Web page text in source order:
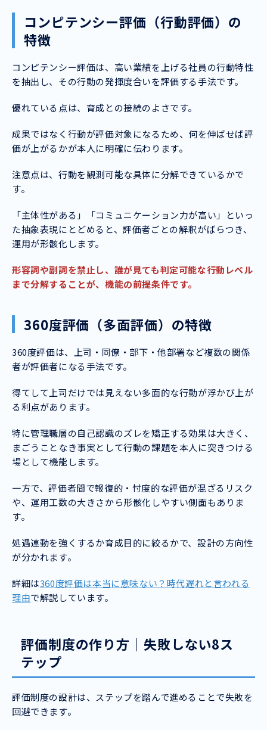
コンピテンシー評価（行動評価）の
特徴
コンピテンシー評価は、高い業績を上げる社員の行動特性
を抽出し、その行動の発揮度合いを評価する手法です。
優れている点は、育成との接続のよさです。
成果ではなく行動が評価対象になるため、何を伸ばせば評
価が上がるかが本人に明確に伝わります。
注意点は、行動を観測可能な具体に分解できているかで
す。
「主体性がある」「コミュニケーション力が高い」といっ
た抽象表現にとどめると、評価者ごとの解釈がばらつき、
運用が形骸化します。
形容詞や副詞を禁止し、誰が見ても判定可能な行動レベル
まで分解することが、機能の前提条件です。
360度評価（多面評価）の特徴
360度評価は、上司・同僚・部下・他部署など複数の関係
者が評価者になる手法です。
得てして上司だけでは見えない多面的な行動が浮かび上が
る利点があります。
特に管理職層の自己認識のズレを矯正する効果は大きく、
まごうことなき事実として行動の課題を本人に突きつける
場として機能します。
一方で、評価者間で報復的・忖度的な評価が混ざるリスク
や、運用工数の大きさから形骸化しやすい側面もありま
す。
処遇連動を強くするか育成目的に絞るかで、設計の方向性
が分かれます。
詳細は360度評価は本当に意味ない？時代遅れと言われる
理由で解説しています。
評価制度の作り方｜失敗しない8ス
テップ
評価制度の設計は、ステップを踏んで進めることで失敗を
回避できます。